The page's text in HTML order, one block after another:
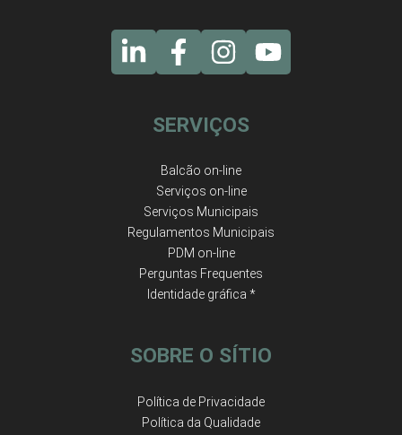
SERVIÇOS
Balcão on-line
Serviços on-line
Serviços Municipais
Regulamentos Municipais
PDM on-line
Perguntas Frequentes
Identidade gráfica *
SOBRE O SÍTIO
Política de Privacidade
Política da Qualidade